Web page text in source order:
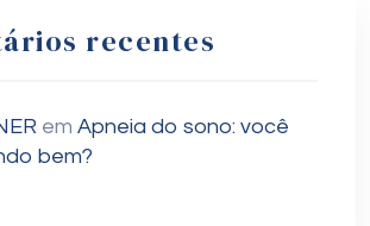
recentes
em Apneia do sono: você
bem?